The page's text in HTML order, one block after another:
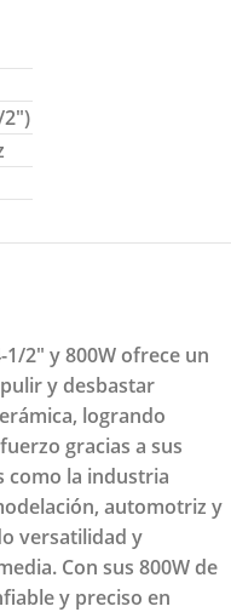
2" y 800W ofrece un
y desbastar
logrando
gracias a sus
como la industria
automotriz y
versatilidad y
Con sus 800W de
y preciso en